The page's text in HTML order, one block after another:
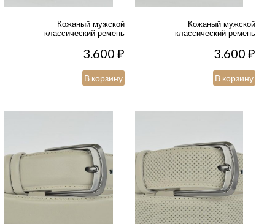
Кожаный мужской
классический ремень
3.600₽
В корзину
Кожаный мужской
классический ремень
3.600₽
В корзину